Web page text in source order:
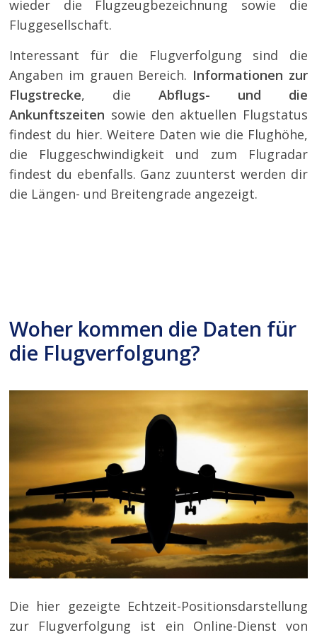
wieder die Flugzeugbezeichnung sowie die
Fluggesellschaft.
Interessant für die Flugverfolgung sind die
Angaben im grauen Bereich. Informationen zur
Flugstrecke, die Abflugs- und die
Ankunftszeiten sowie den aktuellen Flugstatus
findest du hier. Weitere Daten wie die Flughöhe,
die Fluggeschwindigkeit und zum Flugradar
findest du ebenfalls. Ganz zuunterst werden dir
die Längen- und Breitengrade angezeigt.
Woher kommen die Daten für
die Flugverfolgung?
Die hier gezeigte Echtzeit-Positionsdarstellung
zur Flugverfolgung ist ein Online-Dienst von